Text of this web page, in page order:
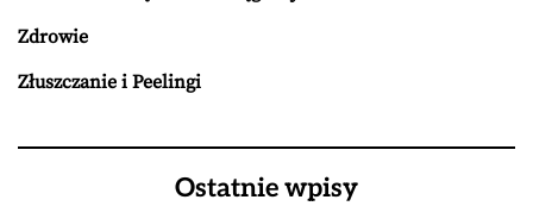
Zdrowie
Złuszczanie i Peelingi
Ostatnie wpisy